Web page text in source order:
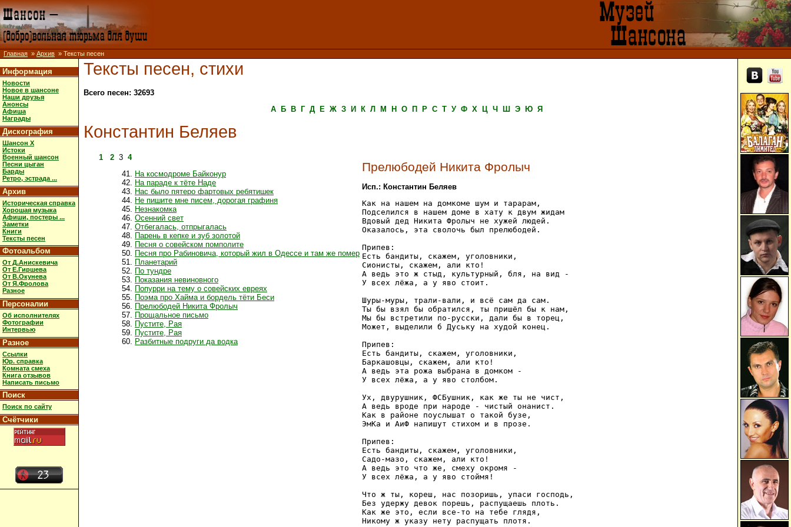
Главная » Архив » Тексты песен
Информация
Новости
Новое в шансоне
Наши друзья
Анонсы
Афиша
Награды
Дискография
Шансон X
Истоки
Военный шансон
Песни цыган
Барды
Ретро, эстрада ...
Архив
Историческая справка
Хорошая музыка
Афиши, постеры ...
Заметки
Книги
Тексты песен
Фотоальбом
От Д.Анискевича
От Е.Гиршева
От В.Окунева
От Я.Фролова
Разное
Персоналии
Об исполнителях
Фотографии
Интервью
Разное
Ссылки
Юр. справка
Комната смеха
Книга отзывов
Написать письмо
Поиск
Поиск по сайту
Счётчики
Тексты песен, стихи
Всего песен: 32693
А
Б В Г Д Е Ж З И К Л М Н О П Р С Т У Ф Х Ц Ч Ш Э Ю Я
Константин Беляев
1 2 3 4
На космодроме Байконур
На параде к тёте Наде
Нас было пятеро фартовых ребятишек
Не пишите мне писем, дорогая графиня
Незнакомка
Осенний свет
Отбегалась, отпрыгалась
Парень в кепке и зуб золотой
Песня о совейском помполите
Песня про Рабиновича, который жил в Одессе и там же помер
Планетарий
По тундре
Показания невиновного
Попурри на тему о совейских евреях
Поэма про Хайма и бордель тёти Беси
Прелюбодей Никита Фролыч
Прощальное письмо
Пустите, Рая
Пустите, Рая
Разбитные подруги да водка
Прелюбодей Никита Фролыч
Исп.: Константин Беляев
Как на нашем на домкоме шум и тарарам,
Подселился в нашем доме в хату к двум жидам
Вдовый дед Никита Фролыч не хужей людей.
Оказалось, эта сволочь был прелюбодей.
Припев:
Есть бандиты, скажем, уголовники,
Сионисты, скажем, али кто!
А ведь это ж стыд, культурный, бля, на вид -
У всех лёжа, а у яво стоит.
Шуры-муры, трали-вали, и всё сам да сам.
Ты бы взял бы обратился, ты пришёл бы к нам,
Мы бы встретили по-русски, дали бы в торец,
Может, выделили б Дуську на худой конец.
Припев:
Есть бандиты, скажем, уголовники,
Баркашовцы, скажем, али кто!
А ведь эта рожа выбрана в домком -
У всех лёжа, а у яво столбом.
Ух, двурушник, ФСБушник, как же ты не чист,
А ведь вроде при народе - чистый онанист.
Как в районе поуслышат о такой бузе,
ЭмКа и АиФ напишут стихом и в прозе.
Припев:
Есть бандиты, скажем, уголовники,
Садо-мазо, скажем, али кто!
А ведь это что же, смеху окромя -
У всех лёжа, а у яво стоймя!
Что ж ты, кореш, нас позоришь, упаси господь,
Без удержу девок порешь, распущаешь плоть.
Как же это, если все-то на тебе глядя,
Никому ж указу нету распущать плотя.